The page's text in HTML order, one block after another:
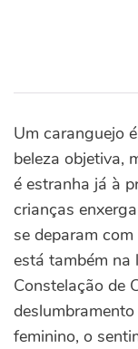
Um caranguejo
beleza objetiva,
é estranha já à
crianças
se deparam
está também na
Constelação de
feminino, o